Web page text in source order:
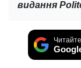
видання